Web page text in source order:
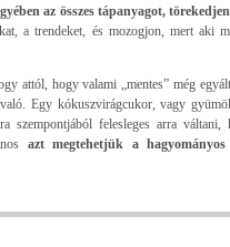
az összes tápanyagot,
a trendeket, és mozogjon, mert aki
attól, hogy valami „mentes” még
Egy kókuszvirágcukor, vagy
szempontjából felesleges arra váltani,
azt megtehetjük a